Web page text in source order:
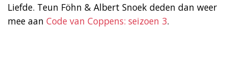
Liefde. Teun Föhn & Albert Snoek deden dan weer
mee aan Code van Coppens: seizoen 3.